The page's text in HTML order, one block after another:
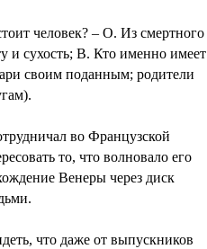
человек? – О. Из смертного
и сухость; В. Кто именно имеет
своим поданным; родители
во Французской
то, что волновало его
Венеры через диск
что даже от выпускников